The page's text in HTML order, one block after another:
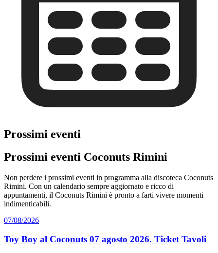
Prossimi eventi
Prossimi eventi Coconuts Rimini
Non perdere i prossimi eventi in programma alla discoteca Coconuts
Rimini. Con un calendario sempre aggiornato e ricco di
appuntamenti, il Coconuts Rimini è pronto a farti vivere momenti
indimenticabili.
07/08/2026
Toy Boy al Coconuts 07 agosto 2026. Ticket Tavoli